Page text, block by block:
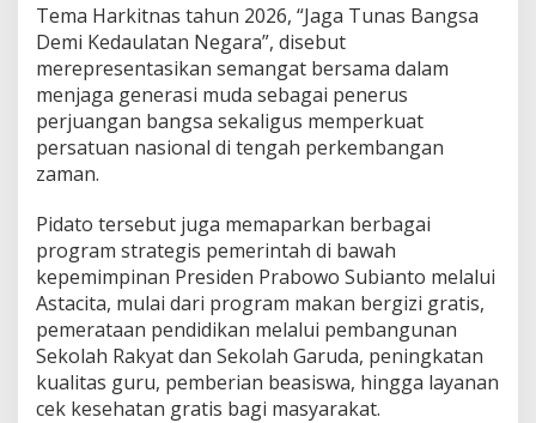
a
B
e
r
k
u
a
t
a
s
Tema Harkitnas tahun 2026, “Jaga Tunas Bangsa
Demi Kedaulatan Negara”, disebut
merepresentasikan semangat bersama dalam
menjaga generasi muda sebagai penerus
perjuangan bangsa sekaligus memperkuat
persatuan nasional di tengah perkembangan
zaman.
Pidato tersebut juga memaparkan berbagai
program strategis pemerintah di bawah
kepemimpinan Presiden Prabowo Subianto melalui
Astacita, mulai dari program makan bergizi gratis,
pemerataan pendidikan melalui pembangunan
Sekolah Rakyat dan Sekolah Garuda, peningkatan
kualitas guru, pemberian beasiswa, hingga layanan
cek kesehatan gratis bagi masyarakat.